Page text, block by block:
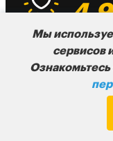
Есть
Мы
сервисов